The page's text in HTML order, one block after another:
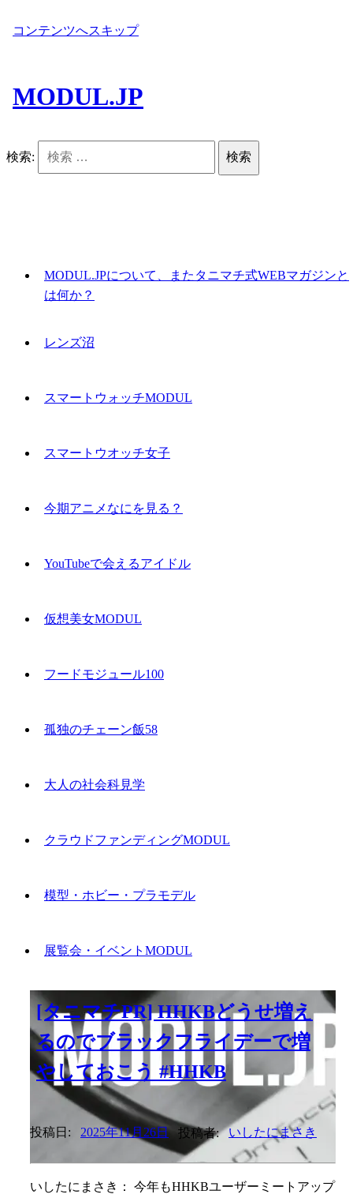
コンテンツへスキップ
MODUL.JP
検索:
MODUL.JPについて、またタニマチ式WEBマガジンと
は何か？
レンズ沼
スマートウォッチMODUL
スマートウオッチ女子
今期アニメなにを見る？
YouTubeで会えるアイドル
仮想美女MODUL
フードモジュール100
孤独のチェーン飯58
大人の社会科見学
クラウドファンディングMODUL
模型・ホビー・プラモデル
展覧会・イベントMODUL
[タニマチPR] HHKBどうせ増え
るのでブラックフライデーで増
やしておこう #HHKB
投稿日: 2025年11月26日 投稿者: いしたにまさき
いしたにまさき： 今年もHHKBユーザーミートアップ